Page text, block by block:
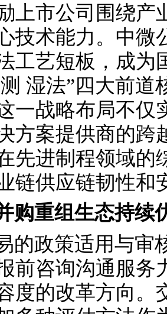
上市公司围绕产
技术能力。中微
工艺短板，成为
湿法”四大前道
一战略布局不仅
方案提供商的跨
先进制程领域的
链供应链韧性和
购重组生态持续
的政策适用与审
前咨询沟通服务
度的改革方向。